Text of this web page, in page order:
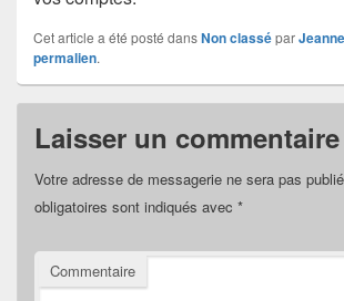
Cet article a été posté dansNon classéparJeanne
permalien.
Laisser un commentaire
Votre adresse de messagerie ne sera pas
obligatoires sont indiqués avec *
Commentaire